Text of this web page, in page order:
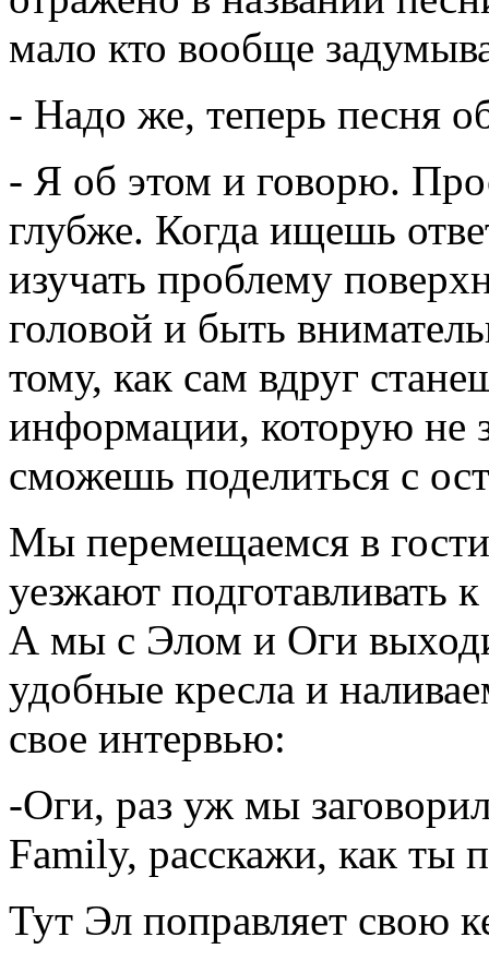
мало кто вообще
- Надо же, теперь песня
- Я об этом и говорю.
глубже. Когда ищешь
изучать проблему
головой и быть
тому, как сам вдруг
информации, которую не
сможешь поделиться с
Мы перемещаемся в
уезжают
А мы с Элом и Оги
удобные кресла и
свое интервью:
-Оги, раз уж мы
Family, расскажи, как ты
Тут Эл поправляет свою